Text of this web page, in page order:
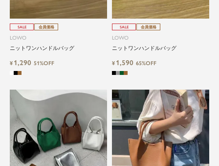
SALE 会員価格
LOWO
ニットワンハンドルバッグ
¥ 1,290 51%OFF
SALE 会員価格
LOWO
ニットワンハンドルバッグ
¥ 1,590 65%OFF